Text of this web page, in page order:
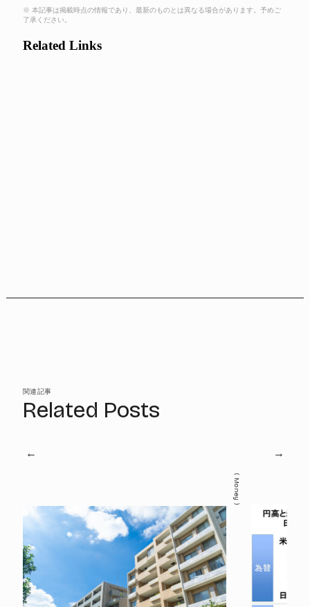
※ 本記事は掲載時点の情報であり、最新のものとは異なる場合があります。予めご
了承ください。
Related Links
関連記事
Related Posts
Money